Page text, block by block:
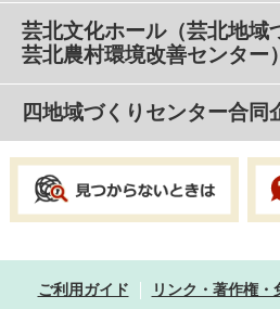
芸北文化ホール（芸北地域
芸北農村環境改善センター）
四地域づくりセンター合同
ご利用ガイド リンク・著作権・